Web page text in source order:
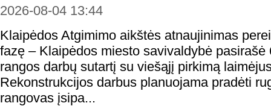
2026-08-04 13:44
Klaipėdos Atgimimo aikštės atnaujinimas
fazę – Klaipėdos miesto savivaldybė
rangos darbų sutartį su viešąjį pirkimą
Rekonstrukcijos darbus planuojama pradėti
rangovas įsipa...